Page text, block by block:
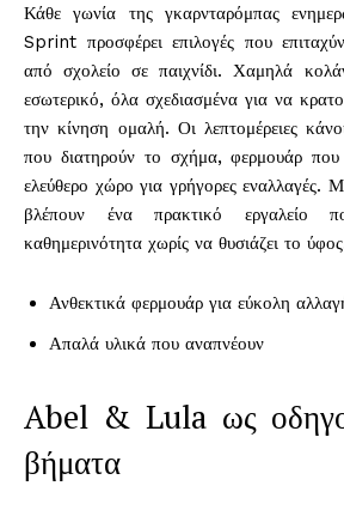
Κάθε γωνία της γκαρνταρόμπας
Sprint προσφέρει επιλογές που
από σχολείο σε παιχνίδι. Χαμηλά
εσωτερικό, όλα σχεδιασμένα για να
την κίνηση ομαλή. Οι λεπτομέρειες
που διατηρούν το σχήμα, φερμουάρ που
ελεύθερο χώρο για γρήγορες εναλλαγές.
βλέπουν ένα πρακτικό εργαλείο
καθημερινότητα χωρίς να θυσιάζει το
Ανθεκτικά φερμουάρ για εύκολη
Απαλά υλικά που αναπνέουν
Abel & Lula ως
βήματα